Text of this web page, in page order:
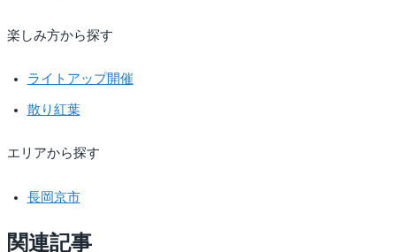
楽しみ方から探す
ライトアップ開催
散り紅葉
エリアから探す
長岡京市
関連記事